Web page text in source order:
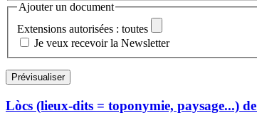
Ajouter un document
Extensions autorisées : toutes
Je veux recevoir la Newsletter
Lòcs (lieux-dits = toponymie, paysage...) de